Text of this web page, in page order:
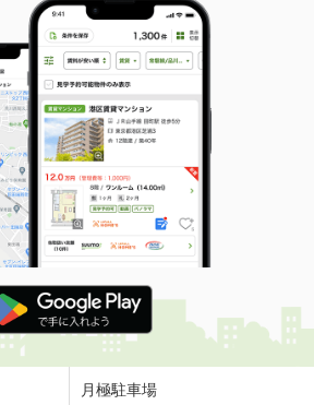
月極駐車場